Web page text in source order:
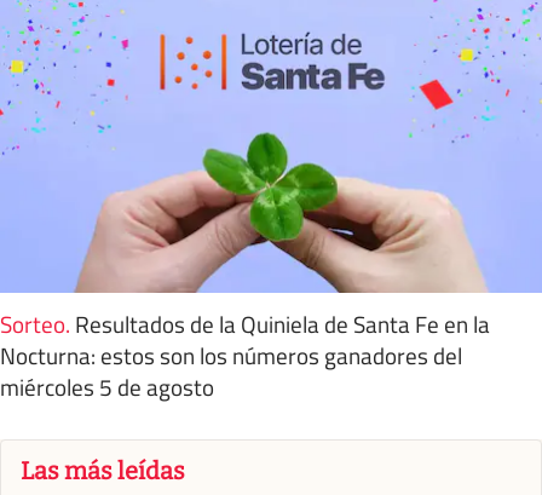
Sorteo. Resultados de la Quiniela de Santa Fe en la
Nocturna: estos son los números ganadores del
miércoles 5 de agosto
Las más leídas